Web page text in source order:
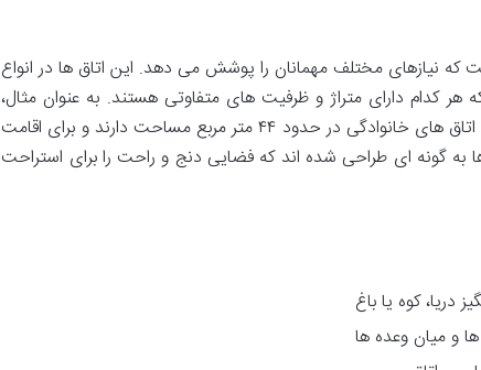
دارای ۲۳۰ اتاق متنوع است که نیازهای مختلف مهمانان را پوشش می دهد. این اتاق ها در انواع
هر کدام دارای متراژ و ظرفیت های متفاوتی هستند. به عنوان مثال،
اتاق های استاندارد معمولاً حدود ۳۲ متر مربع و اتاق های خانوادگی در حدود ۴۴ متر مربع مساحت دارند و برای اقامت
اتاق ها به گونه ای طراحی شده اند که فضایی دنج و راحت را برای استراحت
دریا، کوه یا باغ
و میان وعده ها